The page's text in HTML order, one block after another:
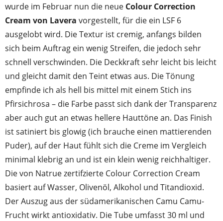
wurde im Februar nun die neue Colour Correction
Cream von Lavera vorgestellt, für die ein LSF 6
ausgelobt wird. Die Textur ist cremig, anfangs bilden
sich beim Auftrag ein wenig Streifen, die jedoch sehr
schnell verschwinden. Die Deckkraft sehr leicht bis leicht
und gleicht damit den Teint etwas aus. Die Tönung
empfinde ich als hell bis mittel mit einem Stich ins
Pfirsichrosa – die Farbe passt sich dank der Transparenz
aber auch gut an etwas hellere Hauttöne an. Das Finish
ist satiniert bis glowig (ich brauche einen mattierenden
Puder), auf der Haut fühlt sich die Creme im Vergleich
minimal klebrig an und ist ein klein wenig reichhaltiger.
Die von Natrue zertifzierte Colour Correction Cream
basiert auf Wasser, Olivenöl, Alkohol und Titandioxid.
Der Auszug aus der südamerikanischen Camu Camu-
Frucht wirkt antioxidativ. Die Tube umfasst 30 ml und